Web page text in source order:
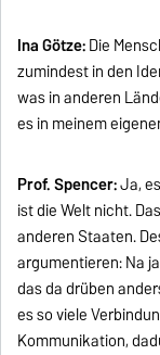
Ina Götze:Die
zumindest in den
was in anderen
es in meinem
Prof. Spencer:Ja,
ist die Welt nicht.
anderen Staaten.
argumentieren: Na
das da drüben
es so viele
Kommunikation,